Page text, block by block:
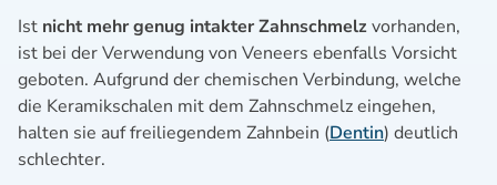
Ist nicht mehr genug intakter Zahnschmelzvorhanden,
ist bei der Verwendung von Veneers ebenfalls Vorsicht
geboten. Aufgrund der chemischen Verbindung, welche
die Keramikschalen mit dem Zahnschmelz eingehen,
halten sie auf freiliegendem Zahnbein (Dentin) deutlich
schlechter.